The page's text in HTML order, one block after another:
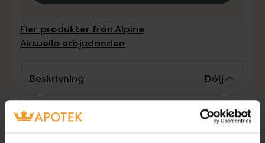
Fler produkter från Alpine
Aktuella erbjudanden
Beskrivning Dölj
Muffy Baby rekommenderas för spädbarn och
små barn upp till 36 månader. Produkten är